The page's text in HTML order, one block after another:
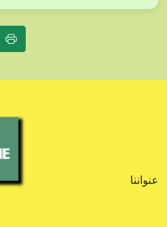
عنواننا